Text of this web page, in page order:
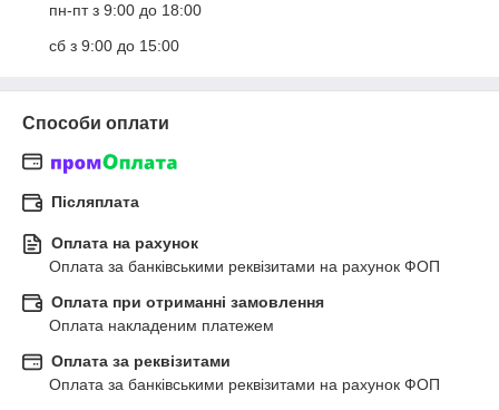
пн-пт з 9:00 до 18:00
сб з 9:00 до 15:00
Способи оплати
Післяплата
Оплата на рахунок
Оплата за банківськими реквізитами на рахунок ФОП
Оплата при отриманні замовлення
Оплата накладеним платежем
Оплата за реквізитами
Оплата за банківськими реквізитами на рахунок ФОП